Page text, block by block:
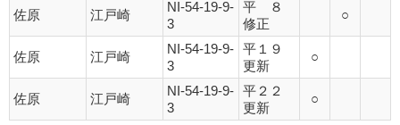
佐原 江戸崎
NI-54-19-9-
3
平 ８
修正
○
佐原 江戸崎
NI-54-19-9-
3
平１９
更新
○
佐原 江戸崎
NI-54-19-9-
3
平２２
更新
○